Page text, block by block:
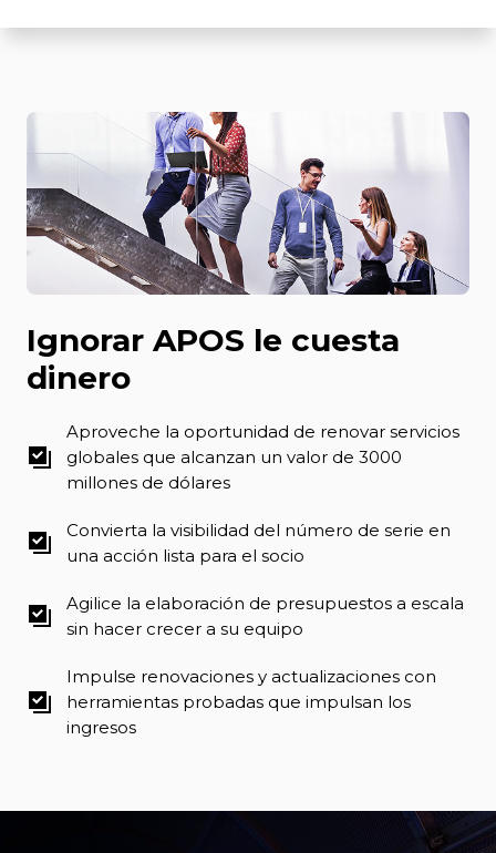
Ignorar APOS le cuesta
dinero
Aproveche la oportunidad de renovar servicios
globales que alcanzan un valor de 3000
millones de dólares
Convierta la visibilidad del número de serie en
una acción lista para el socio
Agilice la elaboración de presupuestos a escala
sin hacer crecer a su equipo
Impulse renovaciones y actualizaciones con
herramientas probadas que impulsan los
ingresos